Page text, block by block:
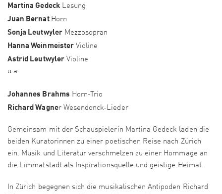
Martina GedeckLesung
Juan Bernat Horn
Sonja LeutwylerMezzosopran
Hanna WeinmeisterVioline
Astrid LeutwylerVioline
u.a.
Johannes Brahms Horn-Trio
Richard Wagner Wesendonck-Lieder
Gemeinsam mit der Schauspielerin Martina Gedeck laden die
beiden Kuratorinnen zu einer poetischen Reise nach Zürich
ein. Musik und Literatur verschmelzen zu einer Hommage an
die Limmatstadt als Inspirationsquelle und geistige Heimat.
In Zürich begegnen sich die musikalischen Antipoden Richard